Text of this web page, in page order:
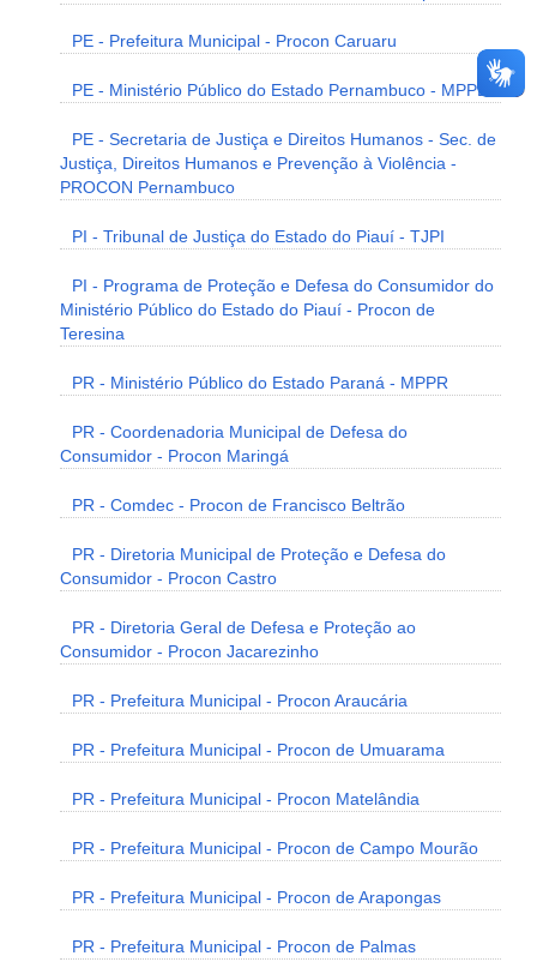
PE - Prefeitura Municipal - Procon Caruaru
PE - Ministério Público do Estado Pernambuco - MPPE
PE - Secretaria de Justiça e Direitos Humanos - Sec. de
Justiça, Direitos Humanos e Prevenção à Violência -
PROCON Pernambuco
PI - Tribunal de Justiça do Estado do Piauí - TJPI
PI - Programa de Proteção e Defesa do Consumidor do
Ministério Público do Estado do Piauí - Procon de
Teresina
PR - Ministério Público do Estado Paraná - MPPR
PR - Coordenadoria Municipal de Defesa do
Consumidor - Procon Maringá
PR - Comdec - Procon de Francisco Beltrão
PR - Diretoria Municipal de Proteção e Defesa do
Consumidor - Procon Castro
PR - Diretoria Geral de Defesa e Proteção ao
Consumidor - Procon Jacarezinho
PR - Prefeitura Municipal - Procon Araucária
PR - Prefeitura Municipal - Procon de Umuarama
PR - Prefeitura Municipal - Procon Matelândia
PR - Prefeitura Municipal - Procon de Campo Mourão
PR - Prefeitura Municipal - Procon de Arapongas
PR - Prefeitura Municipal - Procon de Palmas